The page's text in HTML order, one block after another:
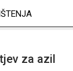
za azil